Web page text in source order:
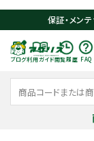
保証・メン
ブログ利用ガイド閲覧履歴 FAQ